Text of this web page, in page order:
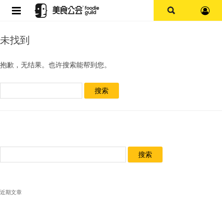
探店报告
未找到
抱歉，无结果。也许搜索能帮到您。
索：
索：
近期文章